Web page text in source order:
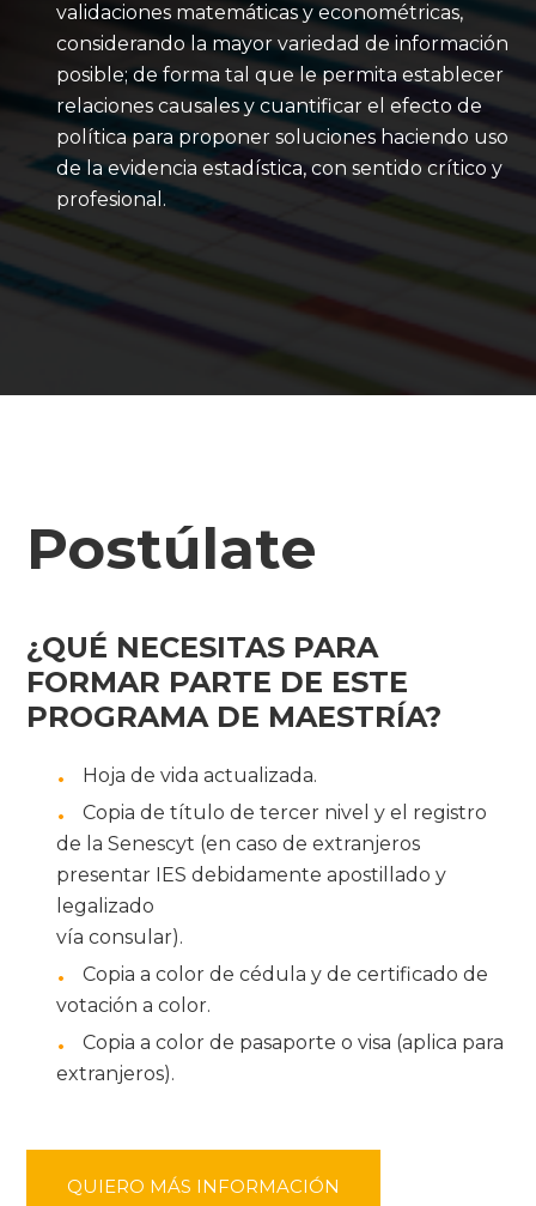
validaciones matemáticas y econométricas,
considerando la mayor variedad de información
posible; de forma tal que le permita establecer
relaciones causales y cuantificar el efecto de
política para proponer soluciones haciendo uso
de la evidencia estadística, con sentido crítico y
profesional.
Postúlate
¿QUÉ NECESITAS PARA
FORMAR PARTE DE ESTE
PROGRAMA DE MAESTRÍA?
Hoja de vida actualizada.
Copia de título de tercer nivel y el registro
de la Senescyt (en caso deextranjeros
presentar IESdebidamente apostillado y
legalizado
vía consular).
Copia a color de cédula y de certificadode
votación a color.
Copia a color de pasaporte o visa (aplica para
extranjeros).
QUIERO MÁS INFORMACIÓN